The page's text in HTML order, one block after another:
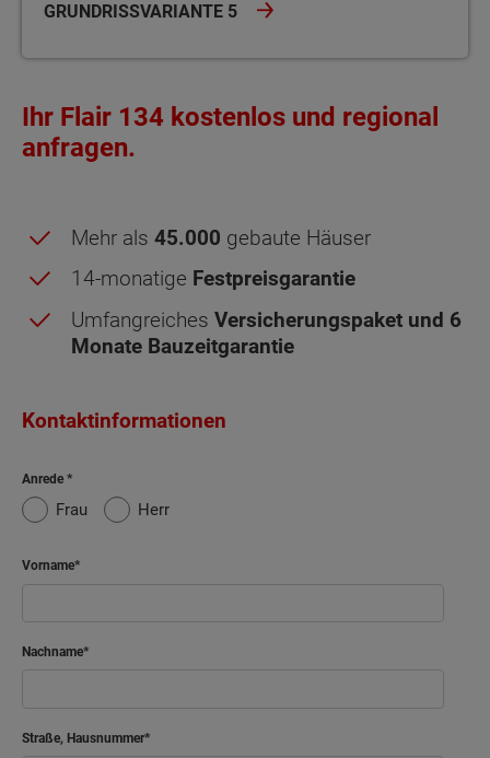
GRUNDRISSVARIANTE 5
Ihr Flair 134 kostenlos und regional
anfragen.
Mehr als 45.000 gebaute Häuser
14-monatige Festpreisgarantie
Umfangreiches Versicherungspaket und 6
Monate Bauzeitgarantie
Kontaktinformationen
Anrede
Frau Herr
Vorname
Nachname
Straße, Hausnummer